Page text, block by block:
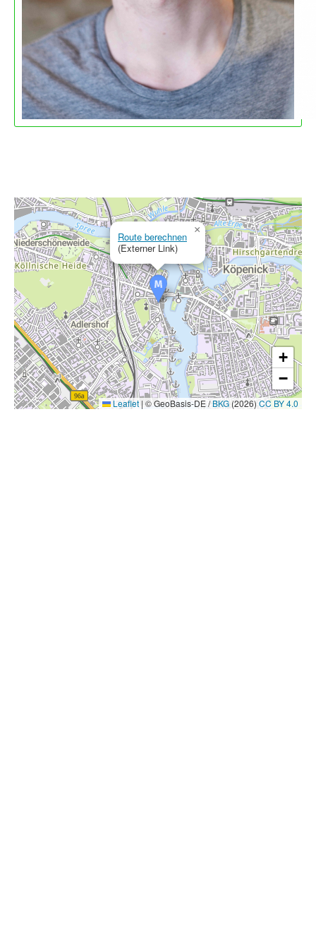
Route berechnen
(Externer Link)
×
+
−
Leaflet | © GeoBasis-DE /BKG (2026) CC BY 4.0